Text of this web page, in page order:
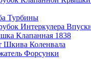
Турбины
Интеркулера
Клапанная 1838
Шкива Коленвала
Форсунки